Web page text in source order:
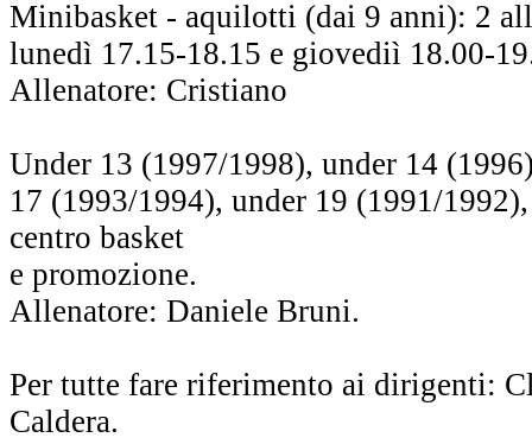
Minibasket - aquilotti (dai 9 anni): 2
lunedì 17.15-18.15 e giovediì 18.00-
Allenatore: Cristiano
Under 13 (1997/1998), under 14
17 (1993/1994), under 19 (1991/
centro basket
e promozione.
Allenatore: Daniele Bruni.
Per tutte fare riferimento ai dirigenti:
Caldera.